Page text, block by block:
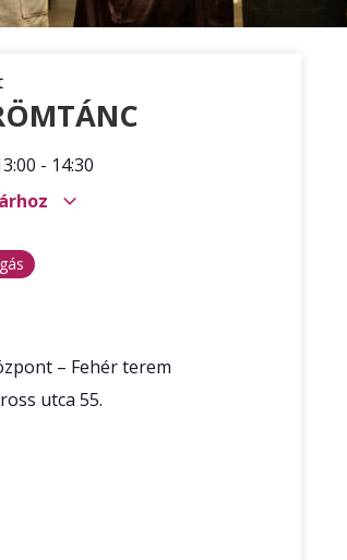
- 14:30
– Fehér terem
utca 55.